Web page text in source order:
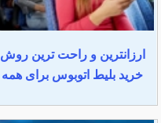
ارزانترین و راحت ترین روش
خرید بلیط اتوبوس برای همه